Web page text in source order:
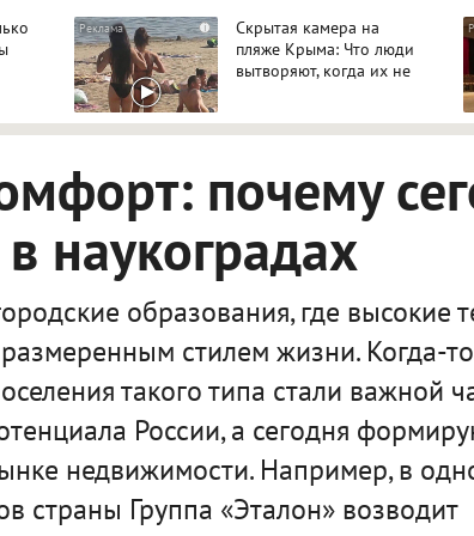
i
Скрытая камера на
пляже Крыма: Что люди
вытворяют, когда их не
почему
наукоградах
образования, где высокие
стилем жизни. Когда-то
такого типа стали важной
России, а сегодня
недвижимости. Например, в
страны Группа «Эталон» возводит